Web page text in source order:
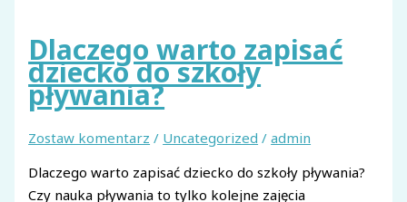
Dlaczego warto zapisać
dziecko do szkoły
pływania?
Zostaw komentarz / Uncategorized /admin
Dlaczego warto zapisać dziecko do szkoły pływania?
Czy nauka pływania to tylko kolejne zajęcia